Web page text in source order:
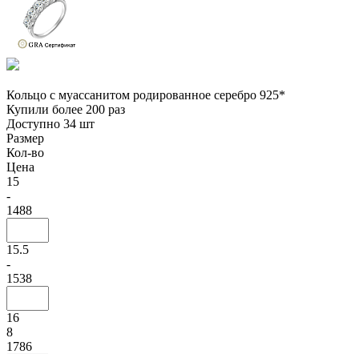
Кольцо с муассанитом родированное серебро 925*
Купили более 200 раз
Доступно 34 шт
Размер
Кол-во
Цена
15
-
1488
15.5
-
1538
16
8
1786